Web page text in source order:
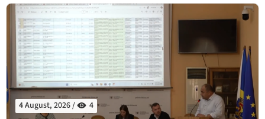
4 August, 2026 / 4